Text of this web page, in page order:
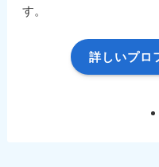
す。
詳しいプロ